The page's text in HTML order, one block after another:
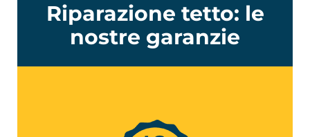
Riparazione tetto: le
nostre garanzie